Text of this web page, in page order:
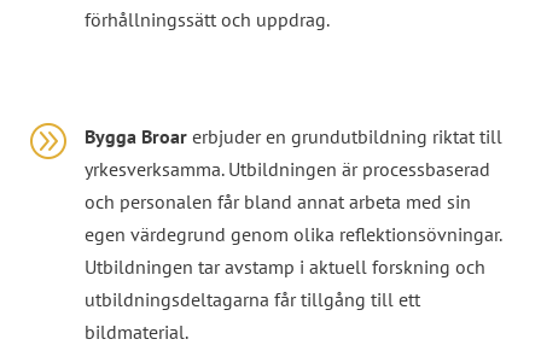
förhållningssätt och uppdrag.
A Bygga Broarerbjuder en grundutbildning riktat till
yrkesverksamma. Utbildningen är processbaserad
och personalen får bland annat arbeta med sin
egen värdegrund genom olika reflektionsövningar.
Utbildningen tar avstamp i aktuell forskning och
utbildningsdeltagarna får tillgång till ett
bildmaterial.